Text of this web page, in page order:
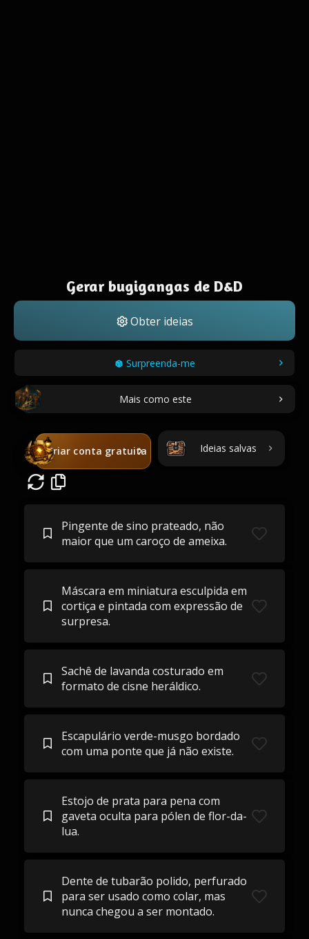
Gerar bugigangas de D&D
Obter ideias
Surpreenda-me
Mais como este
Criar conta gratuita Ideias salvas
Pingente de sino prateado, não
maior que um caroço de ameixa.
Máscara em miniatura esculpida em
cortiça e pintada com expressão de
surpresa.
Sachê de lavanda costurado em
formato de cisne heráldico.
Escapulário verde-musgo bordado
com uma ponte que já não existe.
Estojo de prata para pena com
gaveta oculta para pólen de flor-da-
lua.
Dente de tubarão polido, perfurado
para ser usado como colar, mas
nunca chegou a ser montado.